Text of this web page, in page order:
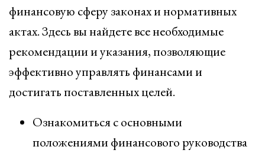
финансовую сферу законах и нормативных
актах. Здесь вы найдете все необходимые
рекомендации и указания, позволяющие
эффективно управлять финансами и
достигать поставленных целей.
Ознакомиться с основными
положениями финансового руководства